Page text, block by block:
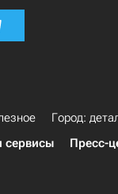
Город:
сервисы Пресс-